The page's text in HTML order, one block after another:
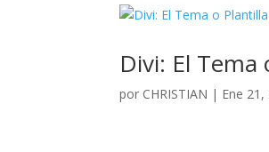
Divi: El
por CHRISTIAN | Ene 21,